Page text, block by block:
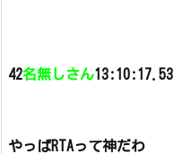
42名無しさん
やっぱRTAって神だわ